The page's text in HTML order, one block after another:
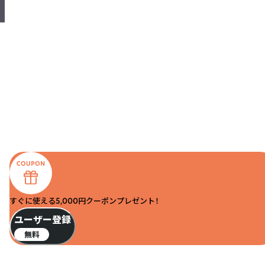
すぐに使える5,000円クーポンプレゼント！
ユーザー登録
無料